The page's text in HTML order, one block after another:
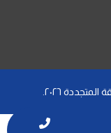
٢٠٢٦.